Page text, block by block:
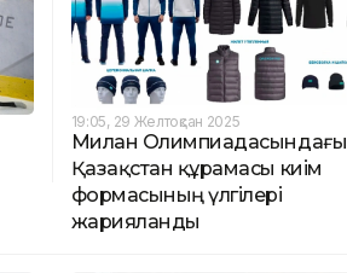
19:05, 29 Желтоқсан 2025
Милан Олимпиадасындағы
Қазақстан құрамасы киім
формасының үлгілері
жарияланды